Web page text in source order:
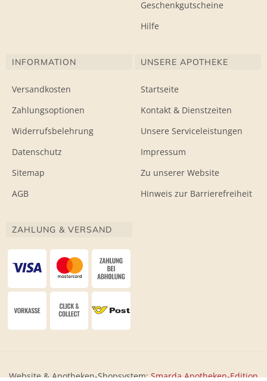
Geschenkgutscheine
Hilfe
INFORMATION
Versandkosten
Zahlungsoptionen
Widerrufsbelehrung
Datenschutz
Sitemap
AGB
UNSERE APOTHEKE
Startseite
Kontakt & Dienstzeiten
Unsere Serviceleistungen
Impressum
Zu unserer Website
Hinweis zur Barrierefreiheit
ZAHLUNG & VERSAND
Website & Apotheken-Shopsystem:Smarda Apotheken-Edition